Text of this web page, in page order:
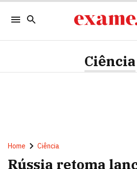
Ciência
Home Ciência
Rússia retoma